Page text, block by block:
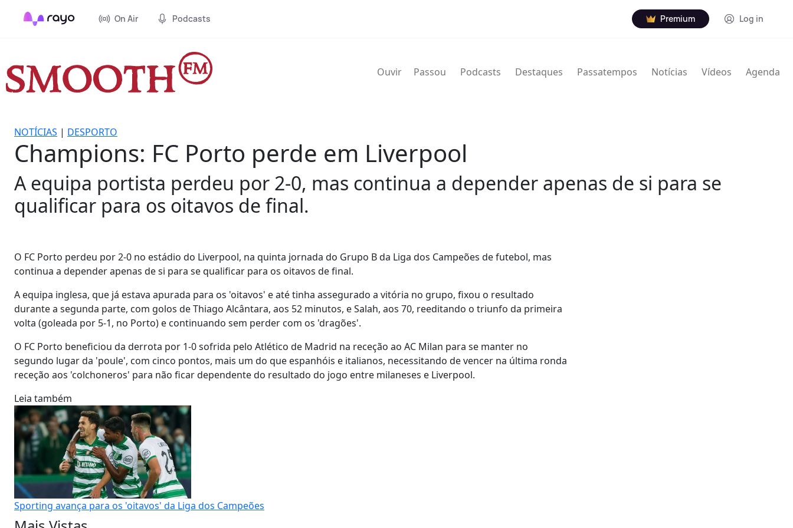
On Air Podcasts Premium Log in
Ouvir Passou Podcasts Destaques Passatempos Notícias Vídeos Agenda
NOTÍCIAS | DESPORTO
Champions: FC Porto perde em Liverpool
A equipa portista perdeu por 2-0, mas continua a depender apenas de si para se
qualificar para os oitavos de final.
O FC Porto perdeu por 2-0 no estádio do Liverpool, na quinta jornada do Grupo B da Liga dos Campeões de futebol, mas
continua a depender apenas de si para se qualificar para os oitavos de final.
A equipa inglesa, que já estava apurada para os 'oitavos' e até tinha assegurado a vitória no grupo, fixou o resultado
durante a segunda parte, com golos de Thiago Alcântara, aos 52 minutos, e Salah, aos 70, reeditando o triunfo da primeira
volta (goleada por 5-1, no Porto) e continuando sem perder com os 'dragões'.
O FC Porto beneficiou da derrota por 1-0 sofrida pelo Atlético de Madrid na receção ao AC Milan para se manter no
segundo lugar da 'poule', com cinco pontos, mais um do que espanhóis e italianos, necessitando de vencer na última ronda
receção aos 'colchoneros' para não ficar dependente do resultado do jogo entre milaneses e Liverpool.
Leia também
Sporting avança para os 'oitavos' da Liga dos Campeões